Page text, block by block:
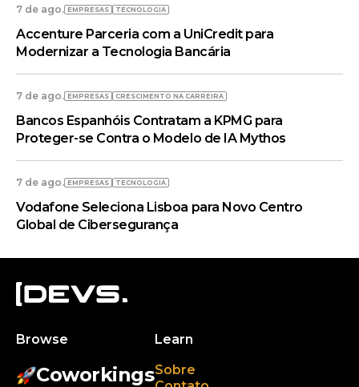
7 de ago. EMPRESAS TECNOLOGIA
Accenture Parceria com a UniCredit para
Modernizar a Tecnologia Bancária
7 de ago. EMPRESAS CRESCIMENTO NA CARREIRA
Bancos Espanhóis Contratam a KPMG para
Proteger-se Contra o Modelo de IA Mythos
7 de ago. EMPRESAS TECNOLOGIA
Vodafone Seleciona Lisboa para Novo Centro
Global de Cibersegurança
Browse
Coworkings
Learn
Sobre